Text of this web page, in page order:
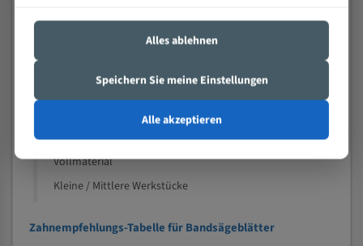
Nichteisenmetalle
Speziell entwickelt für Profile / Rohre
Vollmaterial
Kleine / Mittlere Werkstücke
Zahnempfehlungs-Tabelle für Bandsägeblätter
Alles ablehnen
Speichern Sie meine Einstellungen
Alle akzeptieren